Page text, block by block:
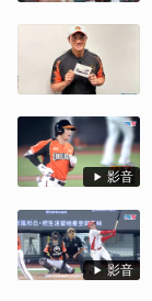
影音
影音